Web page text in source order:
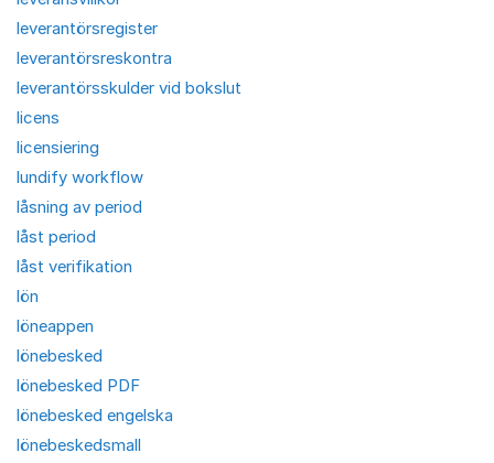
leverantörsregister
leverantörsreskontra
leverantörsskulder vid bokslut
licens
licensiering
lundify workflow
låsning av period
låst period
låst verifikation
lön
löneappen
lönebesked
lönebesked PDF
lönebesked engelska
lönebeskedsmall